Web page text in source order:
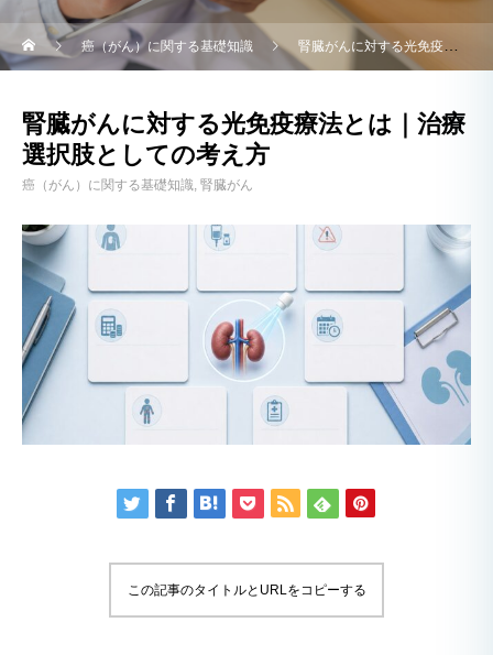
癌（がん）に関する基礎知識 腎臓がんに対する光免疫療法とは｜治療選択肢としての考え方
腎臓がんに対する光免疫療法とは｜治療
選択肢としての考え方
癌（がん）に関する基礎知識 腎臓がん
この記事のタイトルとURLをコピーする